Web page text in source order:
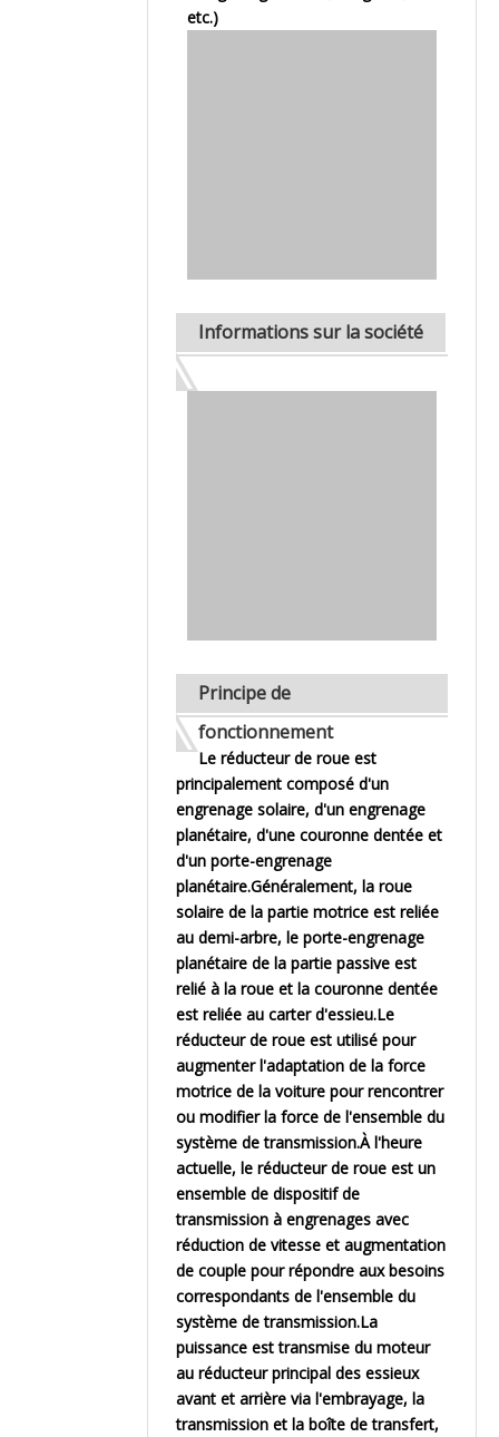
etc.)
Informations sur la société
Principe de
fonctionnement
Le réducteur de roue est
principalement composé d'un
engrenage solaire, d'un engrenage
planétaire, d'une couronne dentée et
d'un porte-engrenage
planétaire.Généralement, la roue
solaire de la partie motrice est reliée
au demi-arbre, le porte-engrenage
planétaire de la partie passive est
relié à la roue et la couronne dentée
est reliée au carter d'essieu.Le
réducteur de roue est utilisé pour
augmenter l'adaptation de la force
motrice de la voiture pour rencontrer
ou modifier la force de l'ensemble du
système de transmission.À l'heure
actuelle, le réducteur de roue est un
ensemble de dispositif de
transmission à engrenages avec
réduction de vitesse et augmentation
de couple pour répondre aux besoins
correspondants de l'ensemble du
système de transmission.La
puissance est transmise du moteur
au réducteur principal des essieux
avant et arrière via l'embrayage, la
transmission et la boîte de transfert,